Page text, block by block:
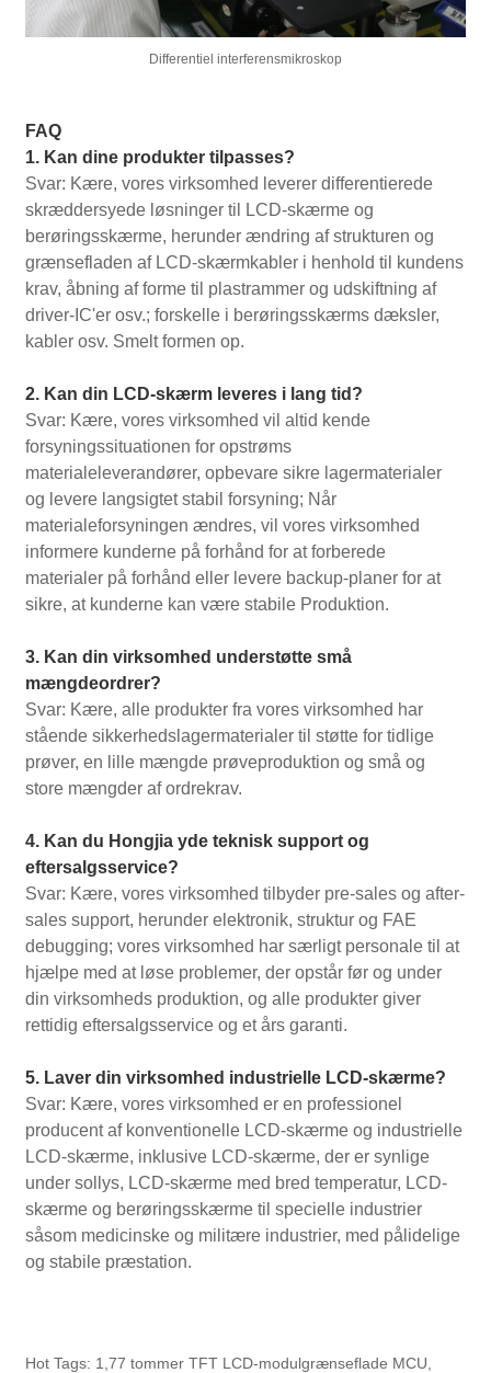
Differentiel interferensmikroskop
FAQ
1. Kan dine produkter tilpasses?
Svar: Kære, vores virksomhed leverer differentierede
skræddersyede løsninger til LCD-skærme og
berøringsskærme, herunder ændring af strukturen og
grænsefladen af ​​LCD-skærmkabler i henhold til kundens
krav, åbning af forme til plastrammer og udskiftning af
driver-IC'er osv.; forskelle i berøringsskærms dæksler,
kabler osv. Smelt formen op.
2. Kan din LCD-skærm leveres i lang tid?
Svar: Kære, vores virksomhed vil altid kende
forsyningssituationen for opstrøms
materialeleverandører, opbevare sikre lagermaterialer
og levere langsigtet stabil forsyning; Når
materialeforsyningen ændres, vil vores virksomhed
informere kunderne på forhånd for at forberede
materialer på forhånd eller levere backup-planer for at
sikre, at kunderne kan være stabile Produktion.
3. Kan din virksomhed understøtte små
mængdeordrer?
Svar: Kære, alle produkter fra vores virksomhed har
stående sikkerhedslagermaterialer til støtte for tidlige
prøver, en lille mængde prøveproduktion og små og
store mængder af ordrekrav.
4. Kan du Hongjia yde teknisk support og
eftersalgsservice?
Svar: Kære, vores virksomhed tilbyder pre-sales og after-
sales support, herunder elektronik, struktur og FAE
debugging; vores virksomhed har særligt personale til at
hjælpe med at løse problemer, der opstår før og under
din virksomheds produktion, og alle produkter giver
rettidig eftersalgsservice og et års garanti.
5. Laver din virksomhed industrielle LCD-skærme?
Svar: Kære, vores virksomhed er en professionel
producent af konventionelle LCD-skærme og industrielle
LCD-skærme, inklusive LCD-skærme, der er synlige
under sollys, LCD-skærme med bred temperatur, LCD-
skærme og berøringsskærme til specielle industrier
såsom medicinske og militære industrier, med pålidelige
og stabile præstation.
Hot Tags: 1,77 tommer TFT LCD-modulgrænseflade MCU,